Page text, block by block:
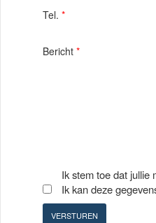
Tel. *
Bericht *
Ik stem toe dat jullie
Ik kan deze